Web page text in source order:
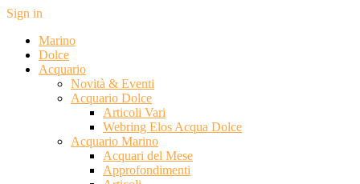
Sign in
Marino
Dolce
Acquario
Novità & Eventi
Acquario Dolce
Articoli Vari
Webring Elos Acqua Dolce
Acquario Marino
Acquari del Mese
Approfondimenti